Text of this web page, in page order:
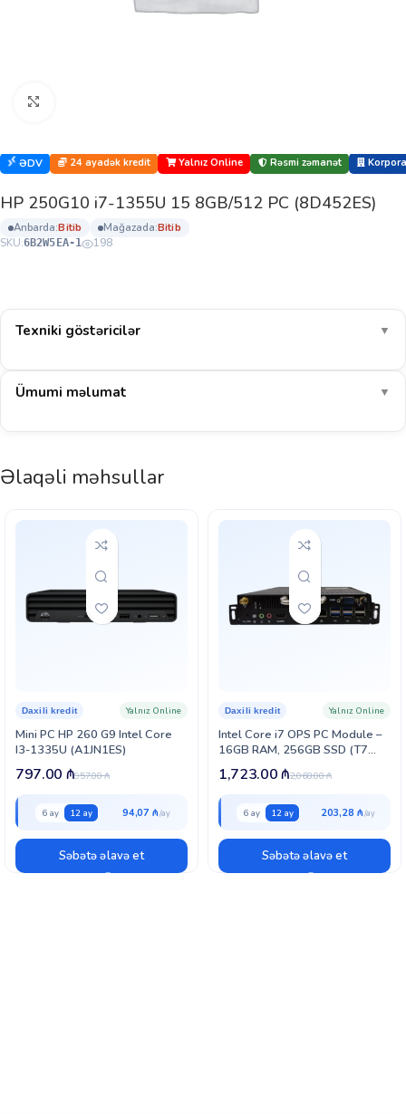
ƏDV 24 ayadək kredit Yalnız Online Rəsmi zəmanət
HP 250G10 i7-1355U 15 8GB/512 PC (8D452ES)
anbarda: bi̇ti̇b mağazada: bi̇ti̇b
SKU:6B2W5EA-1 198
Texniki göstəricilər ▼
Ümumi məlumat ▼
Əlaqəli məhsullar
Mini PC HP 260 G9 Intel Core
I3-1335U (A1JN1ES)
Daxili kredit Yalnız Online
957.00₼
797.00 ₼
6 ay 12 ay 94,07 ₼
Səbətə əlavə et
Intel Core i7 OPS PC Module –
16GB RAM, 256GB SSD (T7
Series üçün) (OneScreen-i7-L7)
Daxili kredit Yalnız Online
2,068.00₼
1,723.00₼
6 ay 12 ay 203,28 ₼
Səbətə əlavə et